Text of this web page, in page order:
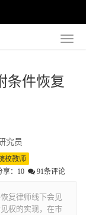
条件恢复
究员
校教师
享：10 91条评论
复律师线下会见
权的实现，在市